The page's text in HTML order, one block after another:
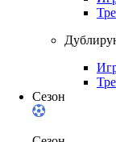
Сезон